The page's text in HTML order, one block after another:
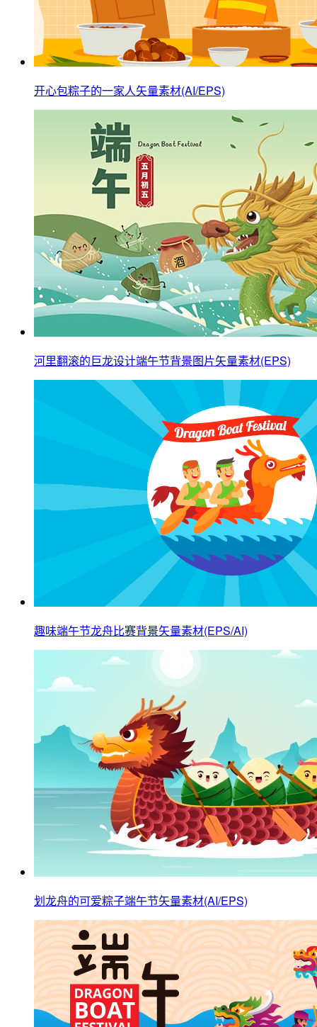
开心包粽子的一家人矢量素材(AI/EPS)
河里翻滚的巨龙设计端午节背景图片矢量素材(EPS)
趣味端午节龙舟比赛背景矢量素材(EPS/AI)
划龙舟的可爱粽子端午节矢量素材(AI/EPS)